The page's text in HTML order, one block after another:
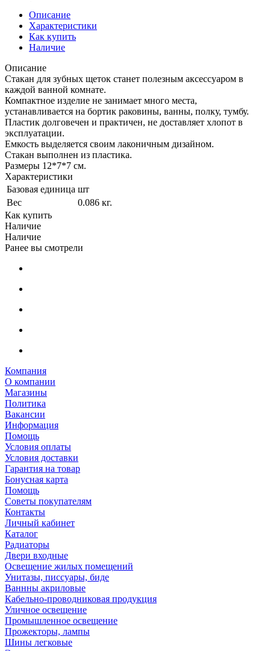
Описание
Характеристики
Как купить
Наличие
Описание
Стакан для зубных щеток станет полезным аксессуаром в
каждой ванной комнате.
Компактное изделие не занимает много места,
устанавливается на бортик раковины, ванны, полку, тумбу.
Пластик долговечен и практичен, не доставляет хлопот в
эксплуатации.
Емкость выделяется своим лаконичным дизайном.
Стакан выполнен из пластика.
Размеры 12*7*7 см.
Характеристики
Базовая единица шт
Вес
0.086 кг.
Как купить
Наличие
Наличие
Ранее вы смотрели
Компания
О компании
Магазины
Политика
Вакансии
Информация
Помощь
Условия оплаты
Условия доставки
Гарантия на товар
Бонусная карта
Помощь
Советы покупателям
Контакты
Личный кабинет
Каталог
Радиаторы
Двери входные
Освещение жилых помещений
Унитазы, писсуары, биде
Ваннны акриловые
Кабельно-проводниковая продукция
Уличное освещение
Промышленное освещение
Прожекторы, лампы
Шины легковые